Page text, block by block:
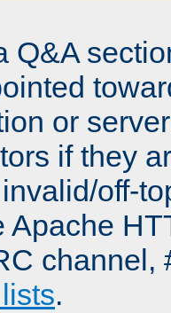
Q&A
or
if they
off-
Apache
channel,
.